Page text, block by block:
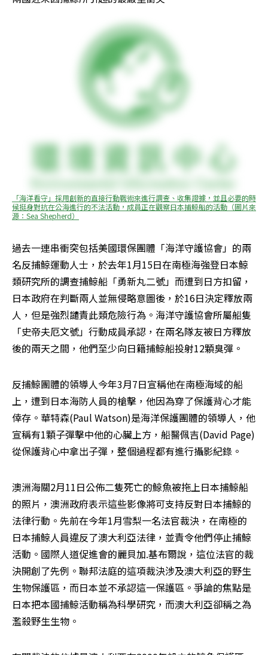
「海洋看守」採用創新的直接行動戰術來進行調查、收集證據，並且必要的時
候挺身對抗在公海進行的不法活動，成員正在觀察日本捕鯨船的活動（圖片來
源：Sea Shepherd）
過去一連串衝突包括美國環保團體「海洋守護協會」的兩
名反捕鯨運動人士，於去年1月15日在南極海強登日本鯨
類研究所的調查捕鯨船「勇新丸二號」而遭到日方扣留，
日本政府在判斷兩人並無侵略意圖後，於16日決定釋放兩
人，但是強烈譴責此類危險行為。海洋守護協會所屬船隻
「史帝夫厄文號」行動成員承認，在兩名隊友被日方釋放
後的兩天之間，他們至少向日籍捕鯨船投射12顆臭彈。
反捕鯨團體的領導人今年3月7日宣稱他在南極海域的船
上，遭到日本海防人員的槍擊，他因為穿了保護背心才能
倖存。華特森(Paul Watson)是海洋保護團體的領導人，他
宣稱有1顆子彈擊中他的心臟上方，船醫佩吉(David Page)
從保護背心中拿出子彈，整個過程都有進行攝影紀錄。
澳洲海關2月11日公佈二隻死亡的鯨魚被拖上日本捕鯨船
的照片，澳洲政府表示這些影像將可支持反對日本捕鯨的
法律行動。先前在今年1月雪梨一名法官裁決，在南極的
日本捕鯨人員違反了澳大利亞法律，並責令他們停止捕鯨
活動。國際人道促進會的麗貝加.基布爾說，這位法官的裁
決開創了先例。聯邦法庭的這項裁決涉及澳大利亞的野生
生物保護區，而日本並不承認這一保護區。爭論的焦點是
日本把本國捕鯨活動稱為科學研究，而澳大利亞卻稱之為
濫殺野生生物。